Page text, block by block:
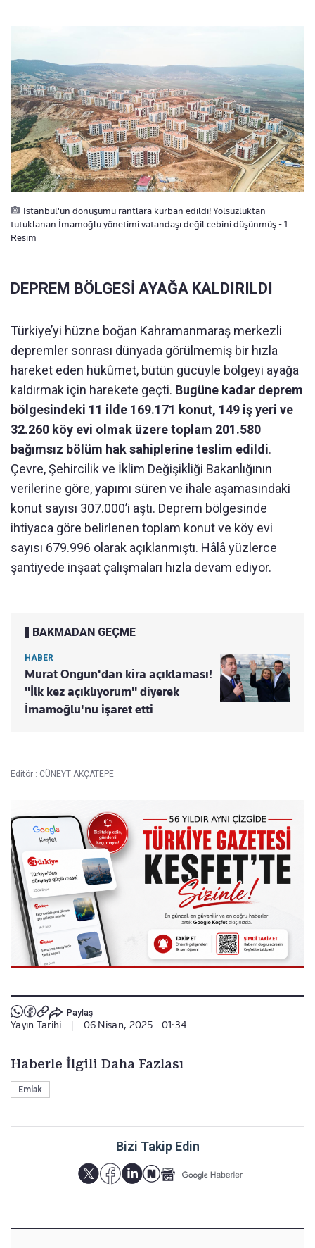
İstanbul'un dönüşümü rantlara kurban edildi! Yolsuzluktan
tutuklanan İmamoğlu yönetimi vatandaşı değil cebini düşünmüş - 1.
Resim
DEPREM BÖLGESİ AYAĞA KALDIRILDI
Türkiye’yi hüzne boğan Kahramanmaraş merkezli
depremler sonrası dünyada görülmemiş bir hızla
hareket eden hükûmet, bütün gücüyle bölgeyi ayağa
kaldırmak için harekete geçti. Bugüne kadar deprem
bölgesindeki 11 ilde 169.171 konut, 149 iş yeri ve
32.260 köy evi olmak üzere toplam 201.580
bağımsız bölüm hak sahiplerine teslim edildi.
Çevre, Şehircilik ve İklim Değişikliği Bakanlığının
verilerine göre, yapımı süren ve ihale aşamasındaki
konut sayısı 307.000’i aştı. Deprem bölgesinde
ihtiyaca göre belirlenen toplam konut ve köy evi
sayısı 679.996 olarak açıklanmıştı. Hâlâ yüzlerce
şantiyede inşaat çalışmaları hızla devam ediyor.
BAKMADAN GEÇME
HABER
Murat Ongun'dan kira açıklaması!
"İlk kez açıklıyorum" diyerek
İmamoğlu'nu işaret etti
Editör : CÜNEYT AKÇATEPE
Paylaş
Yayın Tarihi 06 Nisan, 2025 - 01:34
Haberle İlgili Daha Fazlası
Emlak
Bizi Takip Edin